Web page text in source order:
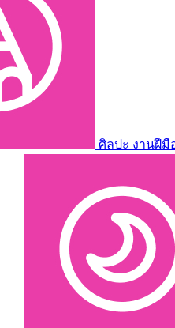
ศิลปะ งานฝีมื